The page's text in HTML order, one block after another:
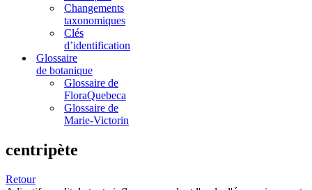
Changements
taxonomiques
Clés
d’identification
Glossaire
de botanique
Glossaire de
FloraQuebeca
Glossaire de
Marie-Victorin
centripète
Retour